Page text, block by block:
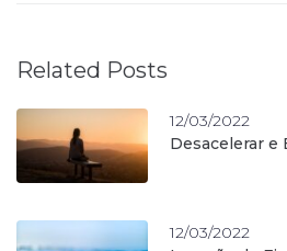
Related Posts
12/03/2022
Desacelerar e
12/03/2022